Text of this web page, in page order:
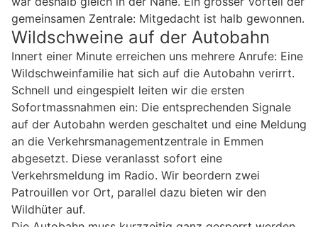
gemeinsamen Zentrale: Mitgedacht ist halb gewonnen.
Wildschweine auf der Autobahn
Innert einer Minute erreichen uns mehrere Anrufe: Eine
Wildschweinfamilie hat sich auf die Autobahn verirrt.
Schnell und eingespielt leiten wir die ersten
Sofortmassnahmen ein: Die entsprechenden Signale
auf der Autobahn werden geschaltet und eine Meldung
an die Verkehrsmanagementzentrale in Emmen
abgesetzt. Diese veranlasst sofort eine
Verkehrsmeldung im Radio. Wir beordern zwei
Patrouillen vor Ort, parallel dazu bieten wir den
Wildhüter auf.